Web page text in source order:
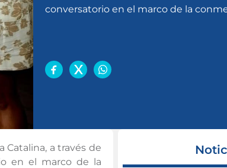
conversatorio en el marco de la
Catalina, a través de
en el marco de la